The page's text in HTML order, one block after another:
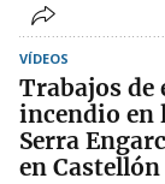
VÍDEOS
Trabajos
incendio en
Serra
en Castellón